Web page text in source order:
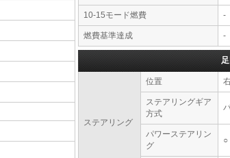
10-15モード燃費 -
燃費基準達成 -
ステアリング
位置
ステアリングギア
方式
パワーステアリン
グ
○